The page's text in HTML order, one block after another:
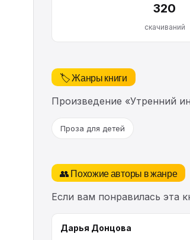
320
скачиваний
🏷️ Жанры книги
Произведение «Утренний
Проза для детей
👥 Похожие авторы в жанре
Если вам понравилась эта
Дарья Донцова